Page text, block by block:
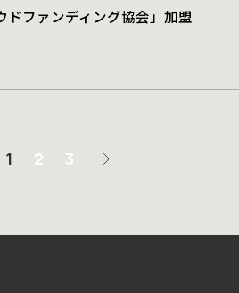
ドファンディング協会」加盟
1 2 3 >